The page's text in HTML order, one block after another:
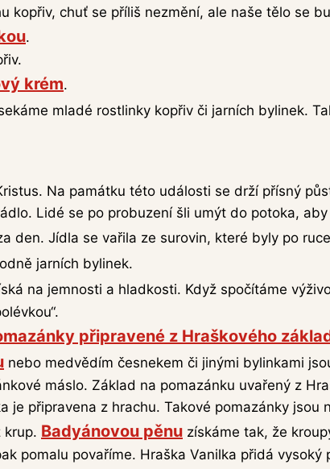
kopřiv, chuť se příliš nezmění, ale naše tělo se
.
krém.
mladé rostlinky kopřiv či jarních bylinek.
Na památku této události se drží přísný
Lidé se po probuzení šli umýt do potoka,
den. Jídla se vařila ze surovin, které byly po
jarních bylinek.
na jemnosti a hladkosti. Když spočítáme
připravené z Hraškového
nebo medvědím česnekem či jinými bylinkami
máslo. Základ na pomazánku uvařený z
je připravena z hrachu. Takové pomazánky jsou
krup. Badyánovou pěnu získáme tak, že
pomalu povaříme. Hraška Vanilka přidá